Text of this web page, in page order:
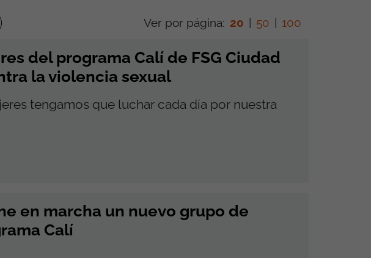
Ver por página: 20 50 100
del programa Calí de FSG Ciudad
la violencia sexual
tengamos que luchar cada día por nuestra
en marcha un nuevo grupo de
Calí